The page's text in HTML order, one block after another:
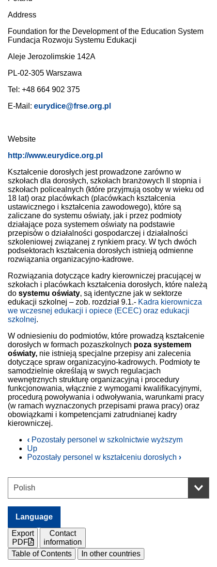
Address
Foundation for the Development of the Education System
Fundacja Rozwoju Systemu Edukacji
Aleje Jerozolimskie 142A
PL-02-305 Warszawa
Tel: +48 664 902 375
E-Mail: eurydice@frse.org.pl
Website
http://www.eurydice.org.pl
Kształcenie dorosłych jest prowadzone zarówno w
szkołach dla dorosłych, szkołach branżowych II stopnia i
szkołach policealnych (które przyjmują osoby w wieku od
18 lat) oraz placówkach (placówkach kształcenia
ustawicznego i kształcenia zawodowego), które są
zaliczane do systemu oświaty, jak i przez podmioty
działające poza systemem oświaty na podstawie
przepisów o działalności gospodarczej i działalności
szkoleniowej związanej z rynkiem pracy. W tych dwóch
podsektorach kształcenia dorosłych istnieją odmienne
rozwiązania organizacyjno-kadrowe.
Rozwiązania dotyczące kadry kierowniczej pracującej w
szkołach i placówkach kształcenia dorosłych, które należą
do systemu oświaty, są identyczne jak w sektorze
edukacji szkolnej – zob. rozdział 9.1.- Kadra kierownicza
we wczesnej edukacji i opiece (ECEC) oraz edukacji
szkolnej.
W odniesieniu do podmiotów, które prowadzą kształcenie
dorosłych w formach pozaszkolnych poza systemem
oświaty, nie istnieją specjalne przepisy ani zalecenia
dotyczące spraw organizacyjno-kadrowych. Podmioty te
samodzielnie określają w swych regulacjach
wewnętrznych strukturę organizacyjną i procedury
funkcjonowania, włącznie z wymogami kwalifikacyjnymi,
procedurą powoływania i odwoływania, warunkami pracy
(w ramach wyznaczonych przepisami prawa pracy) oraz
obowiązkami i kompetencjami zatrudnianej kadry
kierowniczej.
‹ Pozostały personel w szkolnictwie wyższym
Up
Pozostały personel w kształceniu dorosłych ›
Language
Export
PDF
Contact
information
Table of Contents
In other countries